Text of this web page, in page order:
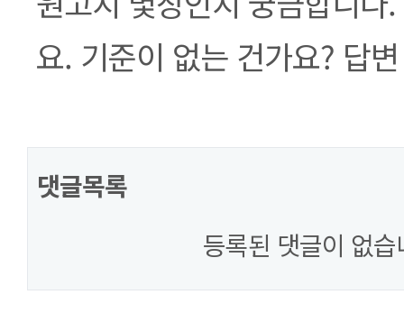
요. 기준이 없는 건가요? 답
댓글목록
등록된 댓글이 없습